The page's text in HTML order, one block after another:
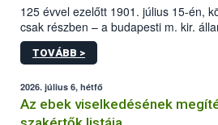
125 évvel ezelőtt 1901. július 15-én,
csak részben – a budapesti m. kir.
állomás a Kis Rókus utca 15. szám
tervezett új épületébe.
TOVÁBB >
2026. július 6, hétfő
Az ebek viselkedésének